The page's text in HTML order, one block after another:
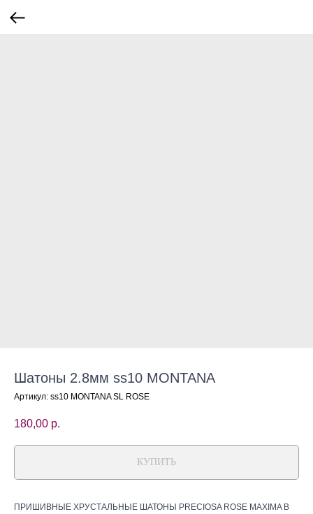
Шатоны 2.8мм ss10 MONTANA
Артикул: ss10 MONTANA SL ROSE
180,00 р.
КУПИТЬ
ПРИШИВНЫЕ ХРУСТАЛЬНЫЕ ШАТОНЫ PRECIOSA ROSE MAXIMA В